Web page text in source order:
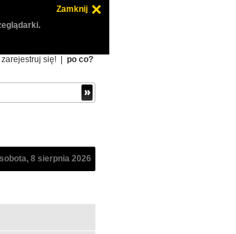
Zamknij
zarejestruj się! po co?
sobota, 8 sierpnia 2026